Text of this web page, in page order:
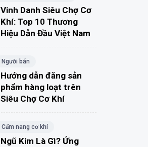
Vinh Danh Siêu Chợ Cơ
Khí: Top 10 Thương
Hiệu Dẫn Đầu Việt Nam
Người bán
Hướng dẫn đăng sản
phẩm hàng loạt trên
Siêu Chợ Cơ Khí
Cẩm nang cơ khí
Ngũ Kim Là Gì? Ứng